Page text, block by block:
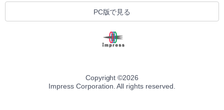
PC版で見る
Copyright ©2026
Impress Corporation. All rights reserved.